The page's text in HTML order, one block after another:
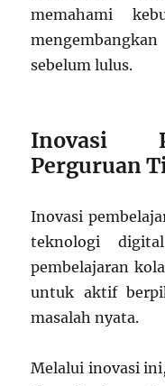
memahami
sebelum lulus.
Inovasi
Perguruan
Inovasi
teknologi
pembelajaran
untuk aktif
masalah nyata.
Melalui inovasi